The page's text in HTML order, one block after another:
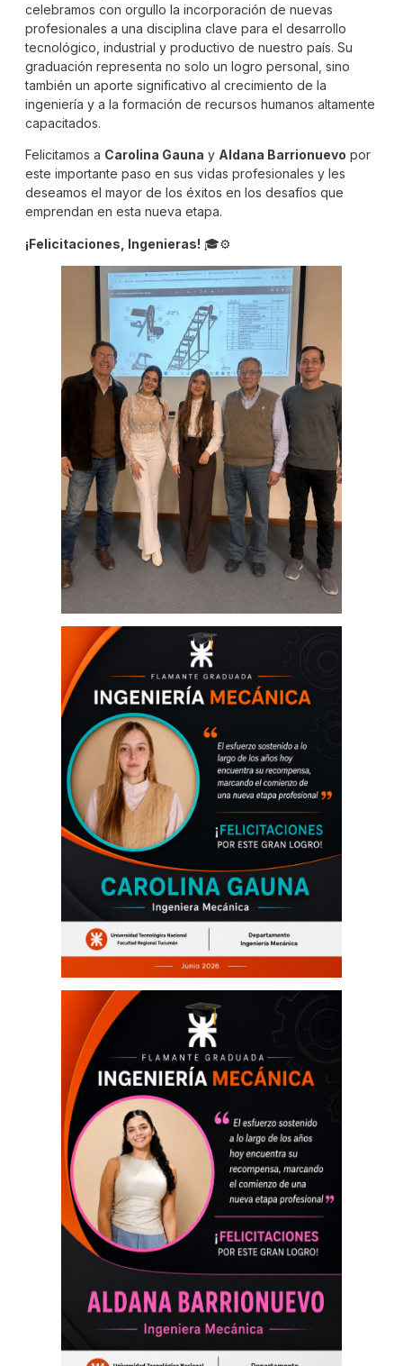
celebramos con orgullo la incorporación de nuevas
profesionales a una disciplina clave para el desarrollo
tecnológico, industrial y productivo de nuestro país. Su
graduación representa no solo un logro personal, sino
también un aporte significativo al crecimiento de la
ingeniería y a la formación de recursos humanos altamente
capacitados.
Felicitamos a Carolina Gauna y Aldana Barrionuevo por
este importante paso en sus vidas profesionales y les
deseamos el mayor de los éxitos en los desafíos que
emprendan en esta nueva etapa.
¡Felicitaciones, Ingenieras! 🎓⚙️